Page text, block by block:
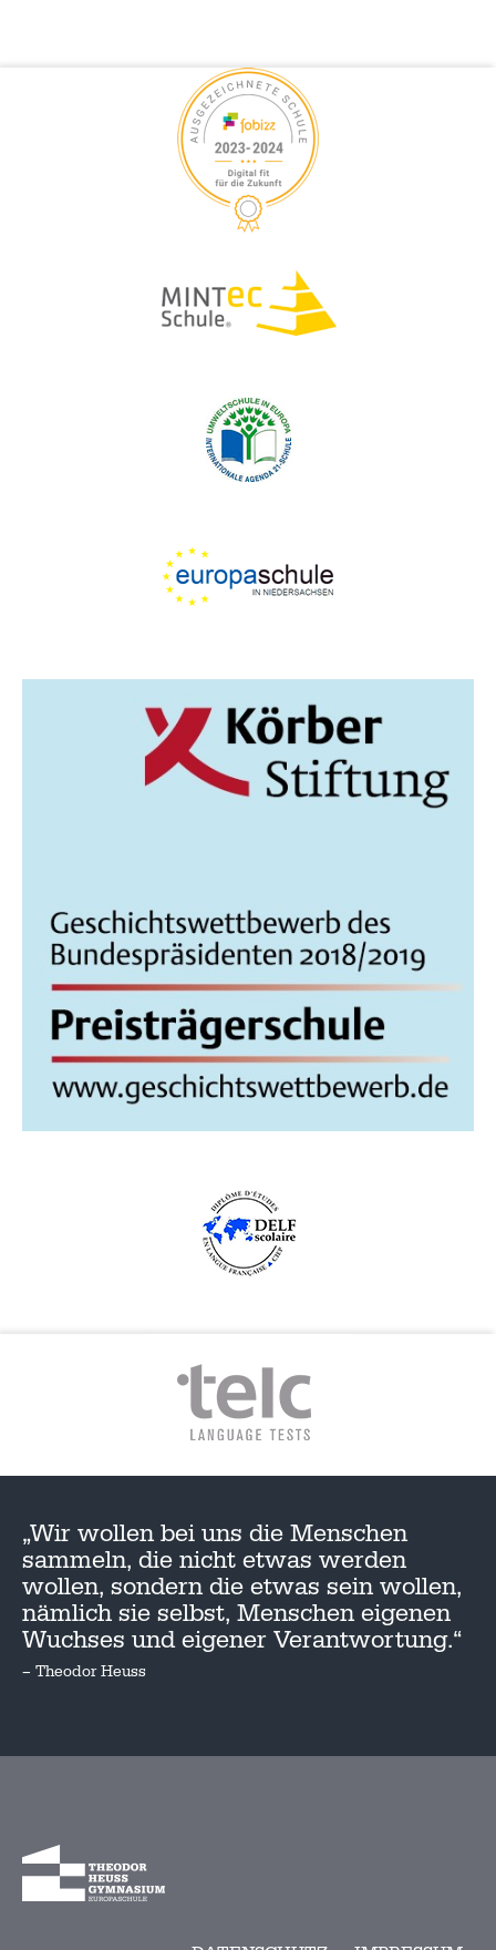
„Wir wollen bei uns die Menschen
sammeln, die nicht etwas werden
wollen, sondern die etwas sein wollen,
nämlich sie selbst, Menschen eigenen
Wuchses und eigener Verantwortung.“
– Theodor Heuss